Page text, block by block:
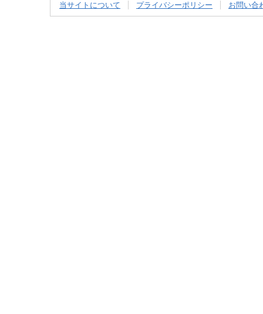
当サイトについて プライバシーポリシー お問い合